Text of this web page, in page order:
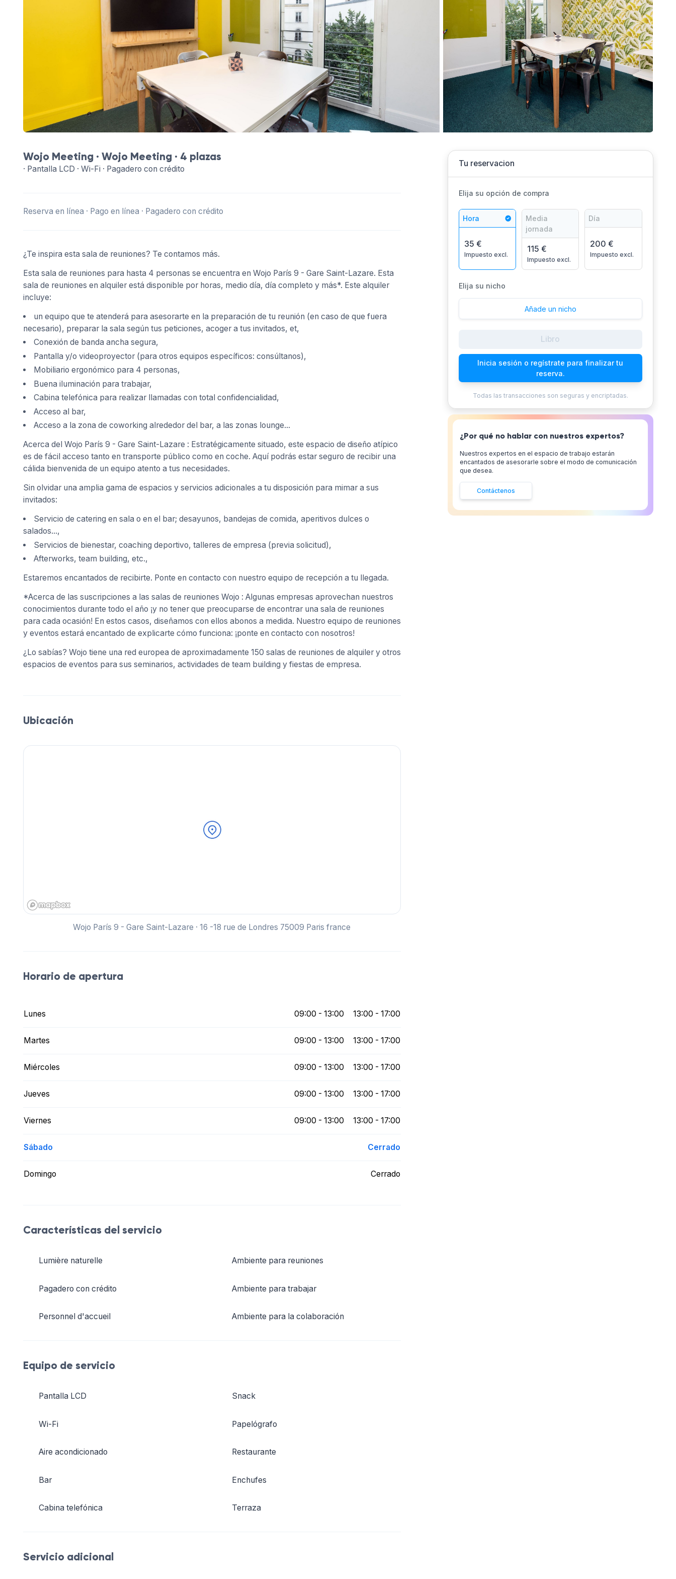
Wojo Meeting · Wojo Meeting· 4 plazas
· Pantalla LCD · Wi-Fi · Pagadero con crédito
Reserva en línea · Pago en línea · Pagadero con crédito
¿Te inspira esta sala de reuniones? Te contamos más.
Esta sala de reuniones para hasta 4 personas se encuentra en Wojo París 9 - Gare Saint-Lazare. Esta
sala de reuniones en alquiler está disponible por horas, medio día, día completo y más*. Este alquiler
incluye:
un equipo que te atenderá para asesorarte en la preparación de tu reunión (en caso de que fuera
necesario), preparar la sala según tus peticiones, acoger a tus invitados, et,
Conexión de banda ancha segura,
Pantalla y/o videoproyector (para otros equipos específicos: consúltanos),
Mobiliario ergonómico para 4 personas,
Buena iluminación para trabajar,
Cabina telefónica para realizar llamadas con total confidencialidad,
Acceso al bar,
Acceso a la zona de coworking alrededor del bar, a las zonas lounge...
Acerca del Wojo París 9 - Gare Saint-Lazare : Estratégicamente situado, este espacio de diseño atípico
es de fácil acceso tanto en transporte público como en coche. Aquí podrás estar seguro de recibir una
cálida bienvenida de un equipo atento a tus necesidades.
Sin olvidar una amplia gama de espacios y servicios adicionales a tu disposición para mimar a sus
invitados:
Servicio de catering en sala o en el bar; desayunos, bandejas de comida, aperitivos dulces o
salados...,
Servicios de bienestar, coaching deportivo, talleres de empresa (previa solicitud),
Afterworks, team building, etc.,
Estaremos encantados de recibirte. Ponte en contacto con nuestro equipo de recepción a tu llegada.
*Acerca de las suscripciones a las salas de reuniones Wojo : Algunas empresas aprovechan nuestros
conocimientos durante todo el año ¡y no tener que preocuparse de encontrar una sala de reuniones
para cada ocasión! En estos casos, diseñamos con ellos abonos a medida. Nuestro equipo de reuniones
y eventos estará encantado de explicarte cómo funciona: ¡ponte en contacto con nosotros!
¿Lo sabías? Wojo tiene una red europea de aproximadamente 150 salas de reuniones de alquiler y otros
espacios de eventos para sus seminarios, actividades de team building y fiestas de empresa.
Ubicación
Wojo París 9 - Gare Saint-Lazare · 16 -18 rue de Londres 75009 Paris france
Horario de apertura
Lunes 09:00 - 13:00 13:00 - 17:00
Martes 09:00 - 13:00 13:00 - 17:00
Miércoles 09:00 - 13:00 13:00 - 17:00
Jueves 09:00 - 13:00 13:00 - 17:00
Viernes 09:00 - 13:00 13:00 - 17:00
Sábado Cerrado
Domingo Cerrado
Características del servicio
Lumière naturelle
Pagadero con crédito
Personnel d'accueil
Ambiente para reuniones
Ambiente para trabajar
Ambiente para la colaboración
Equipo de servicio
Pantalla LCD
Wi-Fi
Aire acondicionado
Bar
Cabina telefónica
Snack
Papelógrafo
Restaurante
Enchufes
Terraza
Servicio adicional
Tu reservacion
Elija su opción de compra
Hora
35 €
Impuesto excl.
Media
jornada
115 €
Impuesto excl.
Día
200 €
Impuesto excl.
Elija su nicho
Añade un nicho
Libro
Inicia sesión o regístrate para finalizar tu
reserva.
Todas las transacciones son seguras y encriptadas.
¿Por qué no hablar con nuestros expertos?
Nuestros expertos en el espacio de trabajo estarán
encantados de asesorarle sobre el modo de comunicación
que desea.
Contáctenos